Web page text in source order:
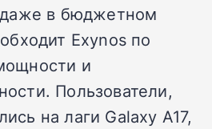
даже в бюджетном
Exynos по
и
Пользователи,
на лаги Galaxy A17,